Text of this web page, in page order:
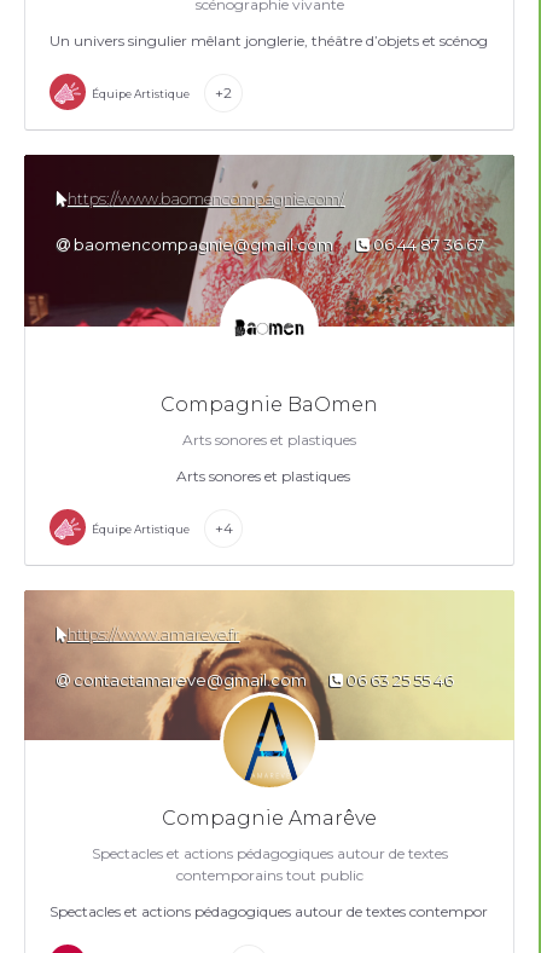
scénographie vivante
Un univers singulier mêlant jonglerie, théâtre d’objets et scénographie
Équipe Artistique +2
Compagnie BaOmen
Arts sonores et plastiques
Arts sonores et plastiques
https://www.baomencompagnie.com/
baomencompagnie@gmail.com 06 44 87 36 67
Équipe Artistique +4
Compagnie Amarêve
Spectacles et actions pédagogiques autour de textes
contemporains tout public
Spectacles et actions pédagogiques autour de textes contemporains
https://www.amareve.fr
contactamareve@gmail.com 06 63 25 55 46